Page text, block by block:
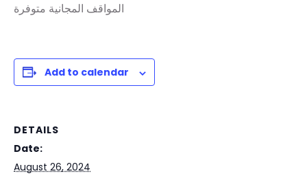
المواقف المجانية متوفرة
Add to calendar
DETAILS
Date:
August 26, 2024